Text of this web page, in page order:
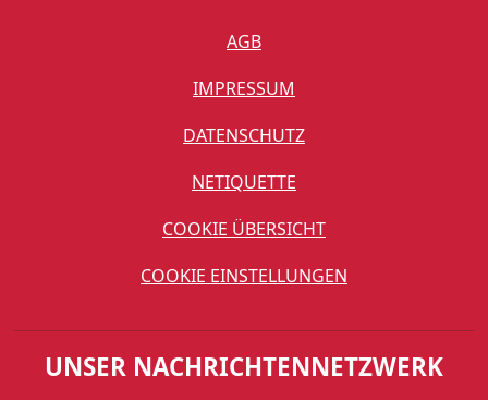
AGB
IMPRESSUM
DATENSCHUTZ
NETIQUETTE
COOKIE ÜBERSICHT
COOKIE EINSTELLUNGEN
UNSER NACHRICHTENNETZWERK